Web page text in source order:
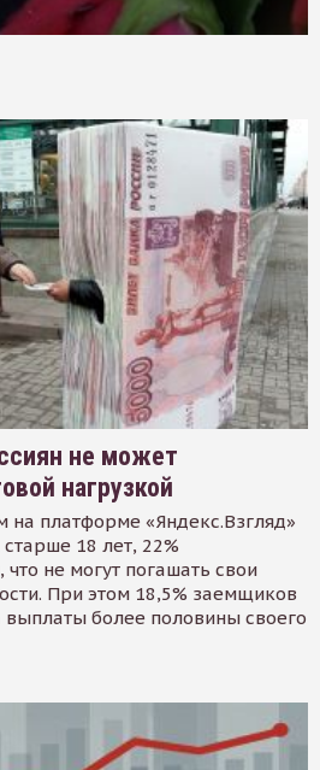
не может
нагрузкой
на платформе «Яндекс.Взгляд»
18 лет, 22%
не могут погашать свои
При этом 18,5% заемщиков
более половины своего